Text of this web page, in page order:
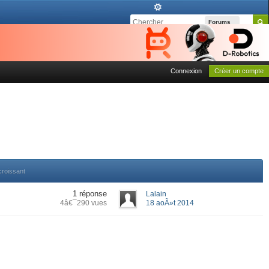
Forums
Connexion Créer un compte
1 réponse
4â€¯290 vues
Lalain
18 aoÃ»t 2014